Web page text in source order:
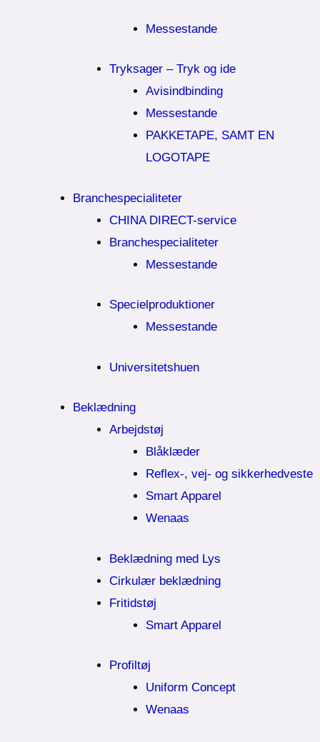
Messestande
Tryksager – Tryk og ide
Avisindbinding
Messestande
PAKKETAPE, SAMT EN
LOGOTAPE
Branchespecialiteter
CHINA DIRECT-service
Branchespecialiteter
Messestande
Specielproduktioner
Messestande
Universitetshuen
Beklædning
Arbejdstøj
Blåklæder
Reflex-, vej- og sikkerhedveste
Smart Apparel
Wenaas
Beklædning med Lys
Cirkulær beklædning
Fritidstøj
Smart Apparel
Profiltøj
Uniform Concept
Wenaas